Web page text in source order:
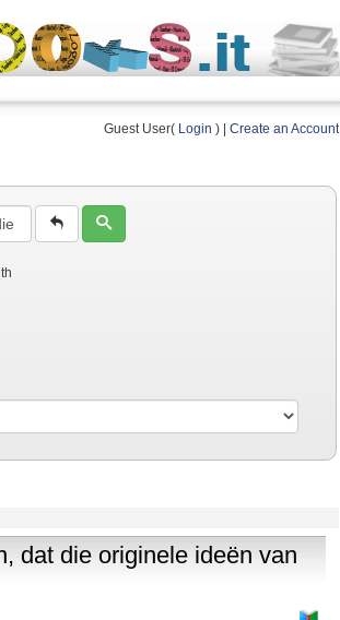
Guest User( Login ) | Create an Account
dat die originele ideën van